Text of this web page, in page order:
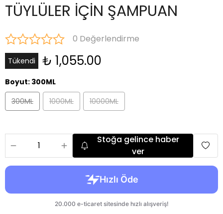
TÜYLÜLER İÇİN ŞAMPUAN
0 Değerlendirme
Tükendi ₺ 1,055.00
Boyut: 300ML
300ML
1000ML 10000ML
Stoğa gelince haber
ver